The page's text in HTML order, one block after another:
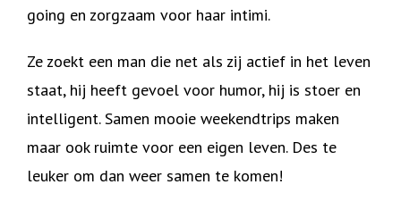
going en zorgzaam voor haar intimi.
Ze zoekt een man die net als zij actief in het leven
staat, hij heeft gevoel voor humor, hij is stoer en
intelligent. Samen mooie weekendtrips maken
maar ook ruimte voor een eigen leven. Des te
leuker om dan weer samen te komen!